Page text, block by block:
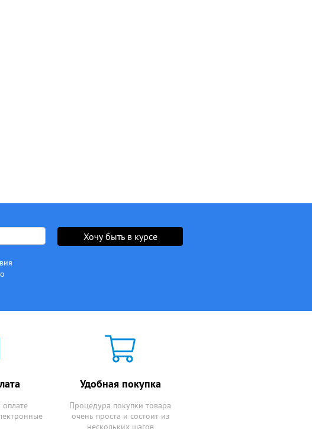
Хочу быть в курсе
Удобная покупка
Процедура покупки товара
очень проста и состоит из
нескольких шагов